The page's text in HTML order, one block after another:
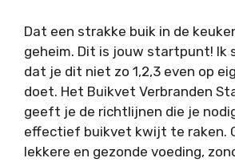
Dat een strakke buik in de
geheim. Dit is jouw startpunt! Ik
dat je dit niet zo 1,2,3 even op
doet. Het Buikvet Verbranden
geeft je de richtlijnen die je
effectief buikvet kwijt te raken.
lekkere en gezonde voeding,